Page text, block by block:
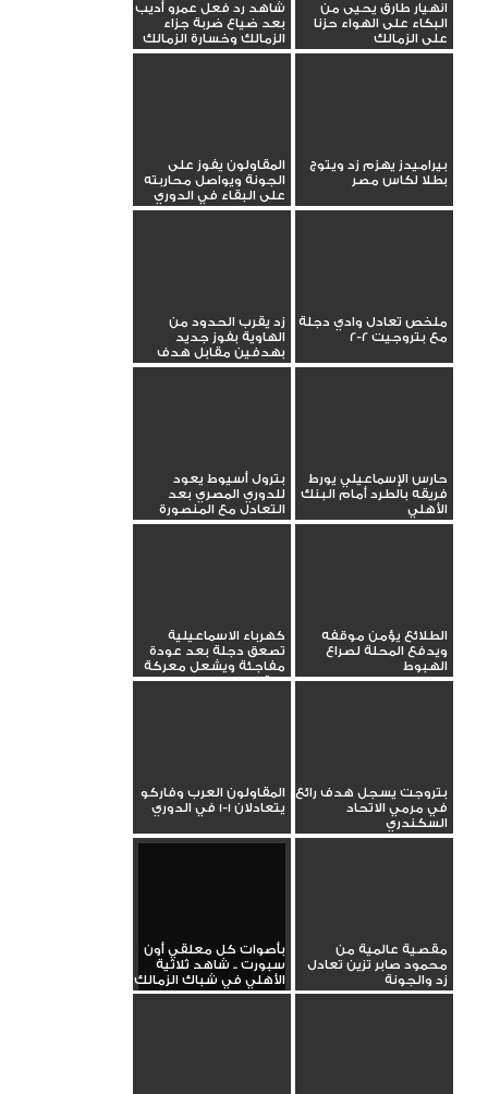
انهيار طارق يحيى من
البكاء على الهواء حزنا
على الزمالك
شاهد رد فعل عمرو أديب
بعد ضياع ضربة جزاء
الزمالك وخسارة الزمالك
بيراميدز يهزم زد ويتوج
بطلا لكاس مصر
المقاولون يفوز على
الجونة ويواصل محاربته
على البقاء في الدوري
ملخص تعادل وادي دجلة
مع بتروجيت 2-2
زد يقرب الحدود من
الهاوية بفوز جديد
بهدفين مقابل هدف
حارس الإسماعيلي يورط
فريقه بالطرد أمام البنك
الأهلي
بترول أسيوط يعود
للدوري المصري بعد
التعادل مع المنصورة
الطلائع يؤمن موقفه
ويدفع المحلة لصراع
الهبوط
كهرباء الاسماعيلية
تصعق دجلة بعد عودة
مفاجئة ويشعل معركة
البقاء
بتروجت يسجل هدف رائع
في مرمي الاتحاد
السكندري
المقاولون العرب وفاركو
يتعادلان 1-1 في الدوري
مقصية عالمية من
محمود صابر تزين تعادل
زد والجونة
بأصوات كل معلقي أون
سبورت .. شاهد ثلاثية
الأهلي في شباك الزمالك